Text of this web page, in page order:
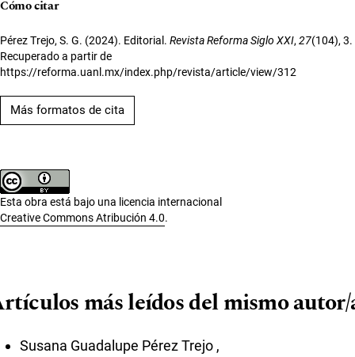
Cómo citar
Pérez Trejo, S. G. (2024). Editorial. Revista Reforma Siglo XXI, 27(104), 3.
Recuperado a partir de
https://reforma.uanl.mx/index.php/revista/article/view/312
Más formatos de cita
Esta obra está bajo una licencia internacional
Creative Commons Atribución 4.0.
más leídos del mismo
Susana Guadalupe Pérez Trejo ,